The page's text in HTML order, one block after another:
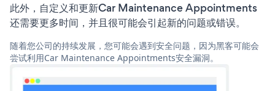
此外，自定义和更新Car Maintenance Appointments
还需要更多时间，并且很可能会引起新的问题或错误。
随着您公司的持续发展，您可能会遇到安全问题，因为黑客可能会
尝试利用Car Maintenance Appointments安全漏洞。